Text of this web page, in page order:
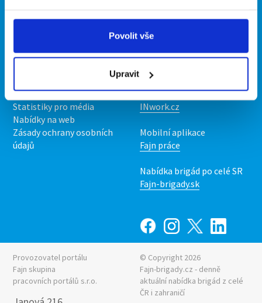
Povolit vše
Upravit
Kontakt
Upravit předvolby cookies
Statistiky pro média
Nabídky na web
Zásady ochrany osobních
údajů
Naše další projekty
Mobilní aplikace
Nabídka práce z celé ČR
INwork.cz
Mobilní aplikace
Fajn práce
Nabídka brigád po celé SR
Fajn-brigady.sk
Provozovatel portálu
Fajn skupina
pracovních portálů s.r.o.
© Copyright 2026
Fajn-brigady.cz - denně
aktuální nabídka brigád z celé
ČR i zahraničí